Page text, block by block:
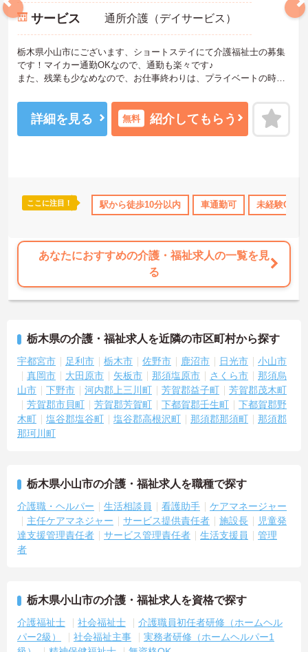
取得実績あり 交通費支給
サービス 通所介護（デイサービス）
栃木県小山市にございます、ショートステイにて介護福祉士の募集
です！マイカー通勤OKなので、通勤も楽々です♪
また、残業も少なめなので、お仕事終わりは、プライベートの時間
ご興味のある方は、マイナビ介護職までお問い合わせください。
詳細を見る 無料 紹介してもらう
ここに注目！ 駅から徒歩10分以内 車通勤可 未経験OK
あなたにおすすめの介護・福祉求人の一覧を見
る
栃木県の介護・福祉求人を近隣の市区町村から探す
宇都宮市 足利市 栃木市 佐野市 鹿沼市 日光市
小山市
真岡市
大田原市 矢板市 那須塩原市 さくら市
那須烏
山市
下野市 河内郡上三川町 芳賀郡益子町
芳賀郡茂木町
芳賀郡市貝町
芳賀郡芳賀町 下都賀郡壬生町
下都賀郡野
木町
塩谷郡塩谷町 塩谷郡高根沢町 那須郡那須町
那須郡
那珂川町
栃木県小山市の介護・福祉求人を職種で探す
介護職・ヘルパー 生活相談員 看護助手
ケアマネージャー
主任ケアマネジャー
サービス提供責任者 施設長
児童発
達支援管理責任者
サービス管理責任者 生活支援員
管理
者
栃木県小山市の介護・福祉求人を資格で探す
介護福祉士 社会福祉士
介護職員初任者研修（ホームヘル
パー2級）
社会福祉主事
実務者研修（ホームヘルパー1